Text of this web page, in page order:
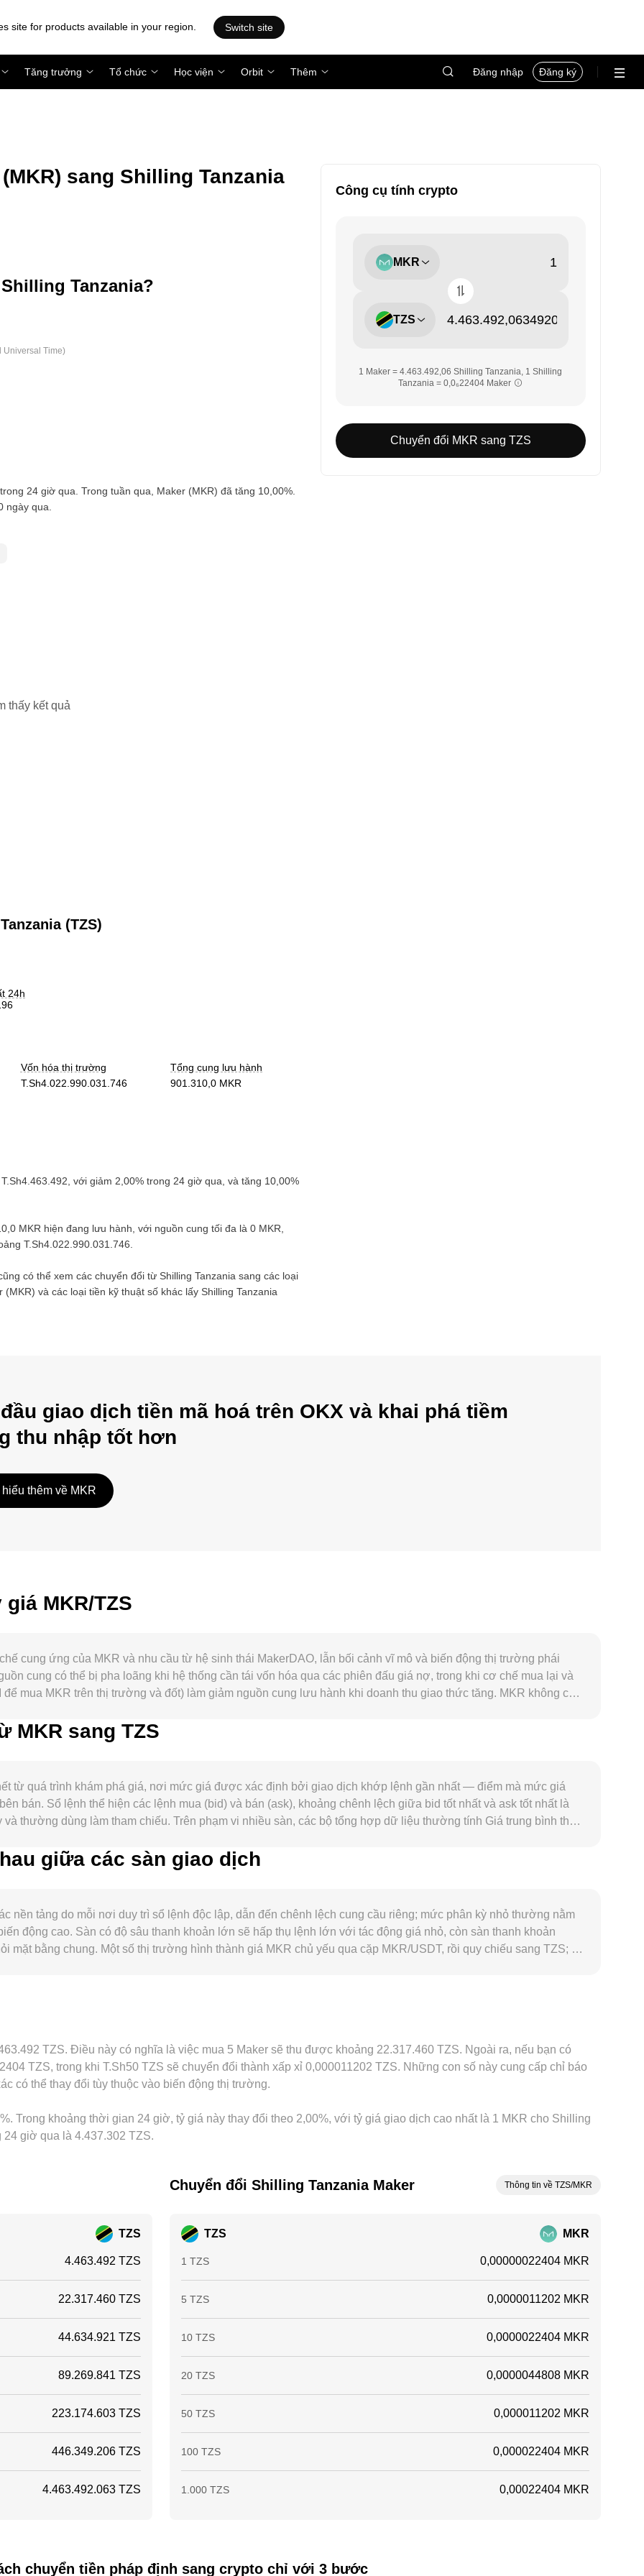
site for products available in your region. Switch site
Tăng trưởng Tổ chức Học viện Orbit Thêm Đăng nhập Đăng ký
sang Shilling Tanzania
Tanzania?
Universal Time)
24 giờ qua. Trong tuần qua, Maker (MKR) đã tăng 10,00%.
ngày qua.
thấy kết quả
(TZS)
24h
Vốn hóa thị trường
T.Sh4.022.990.031.746
Tổng cung lưu hành
901.310,0 MKR
T.Sh4.463.492 , với giảm 2,00% trong 24 giờ qua, và tăng 10,00%
MKR hiện đang lưu hành, với nguồn cung tối đa là 0 MKR
T.Sh4.022.990.031.746
có thể xem các chuyển đổi từ Shilling Tanzania sang các loại
(MKR) và các loại tiền kỹ thuật số khác lấy Shilling Tanzania
Công cụ tính crypto
MKR
TZS
1 Maker = 4.463.492,06 Shilling Tanzania, 1 Shilling
Tanzania = 0,0₆22404 Maker
Chuyển đổi MKR sang TZS
giao dịch tiền mã hoá trên OKX và khai phá tiềm
thu nhập tốt hơn
thêm về MKR
MKR/TZS
cung ứng của MKR và nhu cầu từ hệ sinh thái MakerDAO, lẫn bối cảnh vĩ mô và biến động thị trường phái
cung có thể bị pha loãng khi hệ thống cần tái vốn hóa qua các phiên đấu giá nợ, trong khi cơ chế mua lại và
mua MKR trên thị trường và đốt) làm giảm nguồn cung lưu hành khi doanh thu giao thức tăng. MKR không có
thu từ tài sản thế giới thực (RWA), lãi suất DAI Savings Rate, triển khai các sản phẩm như Spark, cùng tiến
MKR và mức độ quan tâm của cộng đồng, từ đó tác động tới conversion rate MKR/TZS. Ở cấp độ vĩ mô, MKR
khi biểu diễn bằng TZS. Các diễn biến pháp lý liên quan đến DeFi, stablecoin và cách các cơ quan quản lý
dòng vốn và ngoại hối ở các khu vực niêm yết TZS, có thể gây ra phản ứng mạnh lên conversion rate
rates trên thị trường hợp đồng tương lai MKR, đáo hạn quyền chọn, nhịp mua bán lớn từ các ví “whale”,
thường tạo thêm biến động xung quanh xu hướng chính.
MKR sang TZS
từ quá trình khám phá giá, nơi mức giá được xác định bởi giao dịch khớp lệnh gần nhất — điểm mà mức giá
bán. Sổ lệnh thể hiện các lệnh mua (bid) và bán (ask), khoảng chênh lệch giữa bid tốt nhất và ask tốt nhất là
thường dùng làm tham chiếu. Trên phạm vi nhiều sàn, các bộ tổng hợp dữ liệu thường tính Giá trung bình theo
lại Số lượng MKR = Giá trị TZS / conversion rate. Ngoài các sổ lệnh tập trung, MKR còn có thanh khoản
trường tự động (AMM) dùng công thức x × y = k, với x và y là dự trữ hai tài sản trong pool; tại biên rất nhỏ, giá
sau đó hợp nhất bằng VWAP và điều chỉnh theo spread, độ sâu và chi phí chuyển đổi.
giữa các sàn giao dịch
nền tảng do mỗi nơi duy trì sổ lệnh độc lập, dẫn đến chênh lệch cung cầu riêng; mức phân kỳ nhỏ thường nằm
động cao. Sàn có độ sâu thanh khoản lớn sẽ hấp thụ lệnh lớn với tác động giá nhỏ, còn sàn thanh khoản
mặt bằng chung. Một số thị trường hình thành giá MKR chủ yếu qua cặp MKR/USDT, rồi quy chiếu sang TZS; vì
TZS. Điều này có nghĩa là việc mua 5 Maker sẽ thu được khoảng 22.317.460 TZS. Ngoài ra, nếu bạn có
TZS, trong khi T.Sh50 TZS sẽ chuyển đổi thành xấp xỉ 0,000011202 TZS. Những con số này cung cấp chỉ báo
có thể thay đổi tùy thuộc vào biến động thị trường.
Trong khoảng thời gian 24 giờ, tỷ giá này thay đổi theo 2,00%, với tỷ giá giao dịch cao nhất là 1 MKR cho Shilling
giờ qua là 4.437.302 TZS.
TZS
4.463.492 TZS
22.317.460 TZS
44.634.921 TZS
89.269.841 TZS
223.174.603 TZS
446.349.206 TZS
4.463.492.063 TZS
Chuyển đổi Shilling Tanzania Maker Thông tin về TZS/MKR
TZS MKR
1 TZS 0,00000022404 MKR
5 TZS 0,0000011202 MKR
10 TZS 0,0000022404 MKR
20 TZS 0,0000044808 MKR
50 TZS 0,000011202 MKR
100 TZS 0,000022404 MKR
1.000 TZS 0,00022404 MKR
chuyển tiền pháp định sang crypto chỉ với 3 bước